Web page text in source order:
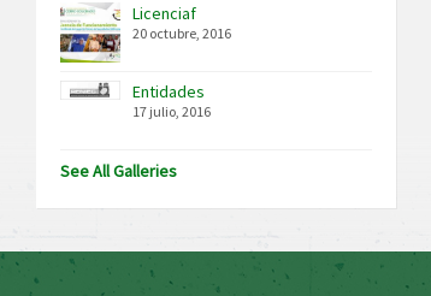
Licenciaf
20 octubre, 2016
Entidades
17 julio, 2016
See All Galleries